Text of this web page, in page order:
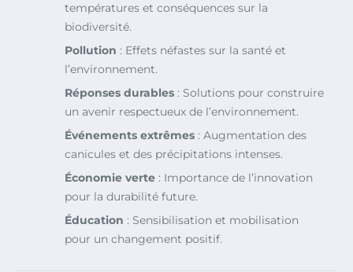
températures et conséquences sur la
biodiversité.
Pollution : Effets néfastes sur la santé et
l’environnement.
Réponses durables : Solutions pour construire
un avenir respectueux de l’environnement.
Événements extrêmes : Augmentation des
canicules et des précipitations intenses.
Économie verte : Importance de l’innovation
pour la durabilité future.
Éducation : Sensibilisation et mobilisation
pour un changement positif.